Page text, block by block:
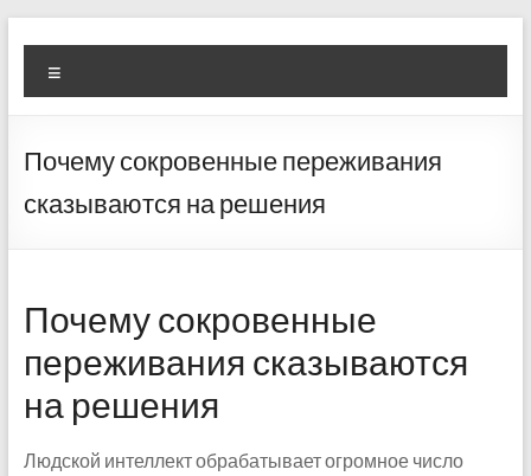
to
content
Diva
Aura
Pusat
Layanan
Buka
Почему сокровенные переживания
сказываются на решения
Почему сокровенные
переживания сказываются
на решения
Людской интеллект обрабатывает огромное число